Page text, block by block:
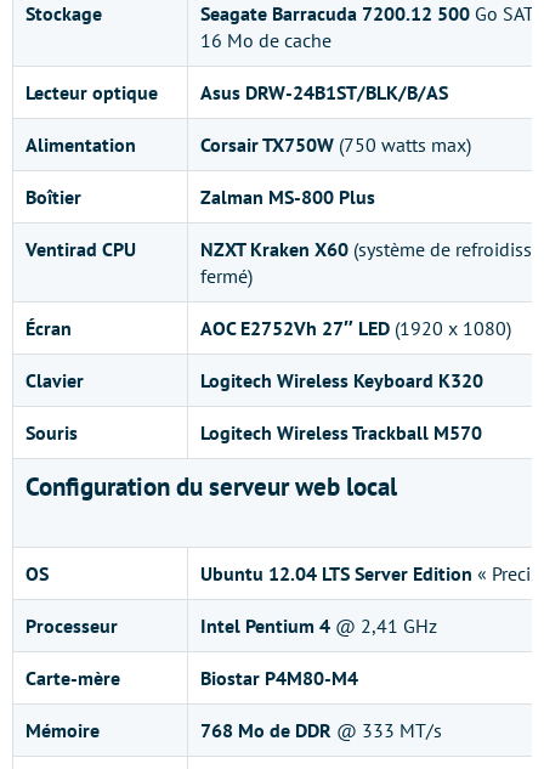
Stockage Seagate Barracuda 7200.12 500 Go
16 Mo de cache
Lecteur optique Asus DRW-24B1ST/BLK/B/AS
Alimentation CorsairTX750W (750 watts max)
Boîtier Zalman MS-800 Plus
Ventirad CPU NZXT Kraken X60 (système de
fermé)
Écran AOC E2752Vh 27″ LED (1920 x 1080)
Clavier Logitech Wireless Keyboard K320
Souris Logitech Wireless Trackball M570
Configuration du serveur web local
OS Ubuntu 12.04 LTS Server Edition «
Processeur Intel Pentium 4 @ 2,41 GHz
Carte-mère Biostar P4M80-M4
Mémoire 768 Mo de DDR @ 333 MT/s